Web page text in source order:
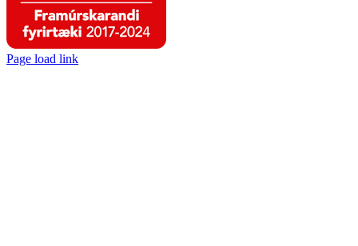
Page load link